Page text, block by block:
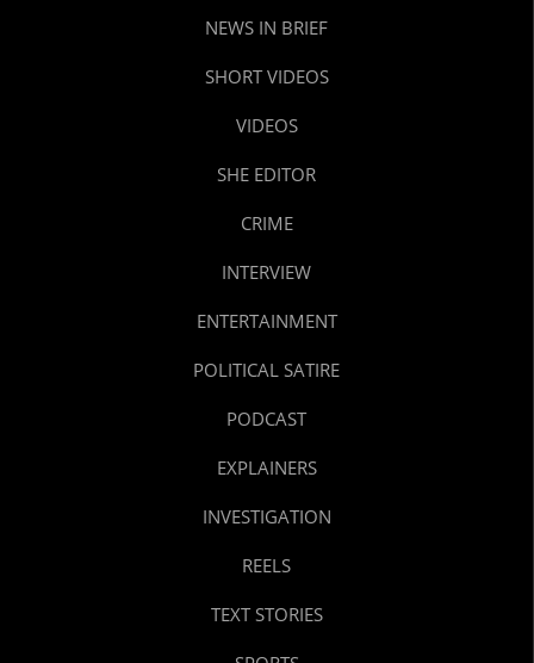
NEWS IN BRIEF
SHORT VIDEOS
VIDEOS
SHE EDITOR
CRIME
INTERVIEW
ENTERTAINMENT
POLITICAL SATIRE
PODCAST
EXPLAINERS
INVESTIGATION
REELS
TEXT STORIES